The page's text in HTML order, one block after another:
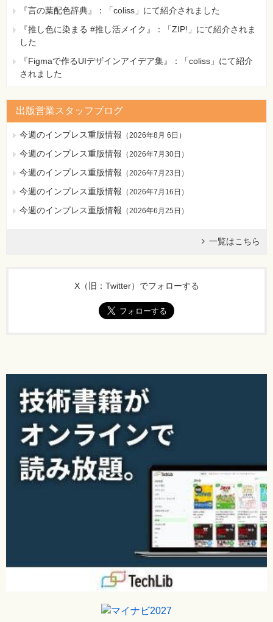
『言の葉配色辞典』：「coliss」にて紹介されました
『推し色に染まる #推し活メイク』：「ZIP!」にて紹介されま
した
『Figmaで作るUIデザインアイデア集』：「coliss」にて紹介
されました
出版営業スタッフブログ
今週のインプレス重版情報 （2026年8月 6日 ）
今週のインプレス重版情報 （2026年7月30日 ）
今週のインプレス重版情報 （2026年7月23日 ）
今週のインプレス重版情報 （2026年7月16日 ）
今週のインプレス重版情報 （2026年6月25日 ）
一覧はこちら
X（旧：Twitter）でフォローする